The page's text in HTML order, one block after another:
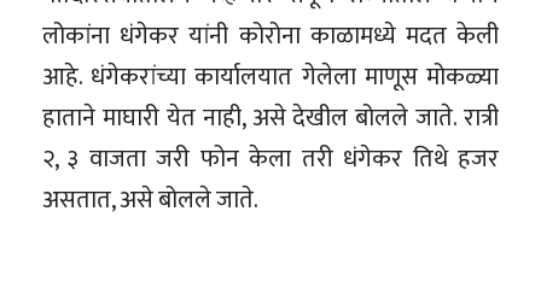
लोकांना धंगेकर यांनी कोरोना काळामध्ये मदत केली
आहे. धंगेकरांच्या कार्यालयात गेलेला माणूस मोकळ्या
हाताने माघारी येत नाही, असे देखील बोलले जाते. रात्री
२, ३ वाजता जरी फोन केला तरी धंगेकर तिथे हजर
असतात, असे बोलले जाते.